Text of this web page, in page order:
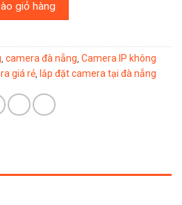
giỏ hàng
camera đà nẵng Camera IP không
giá rẻ lắp đặt camera tại đà nẵng